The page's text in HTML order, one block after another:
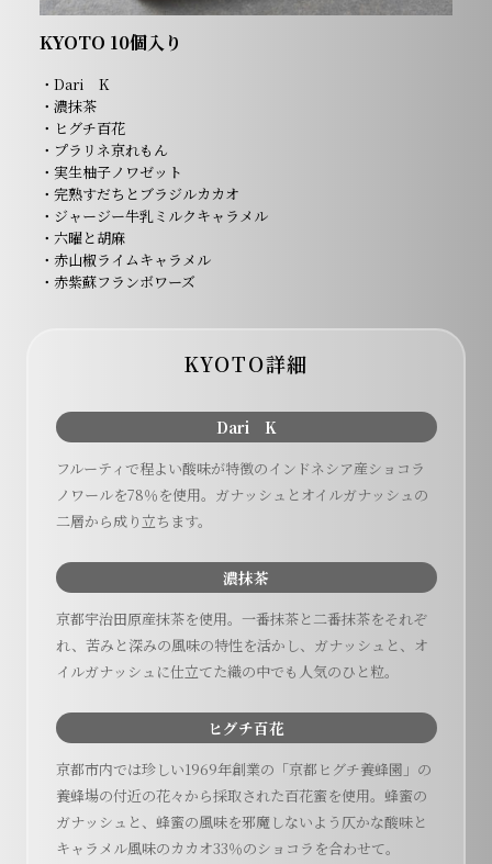
KYOTO 10個入り
・Dari K
・濃抹茶
・ヒグチ百花
・プラリネ京れもん
・実生柚子ノワゼット
・完熟すだちとブラジルカカオ
・ジャージー牛乳ミルクキャラメル
・六曜と胡麻
・赤山椒ライムキャラメル
・赤紫蘇フランボワーズ
KYOTO詳細
Dari K
フルーティで程よい酸味が特徴のインドネシア産ショコラ
ノワールを78％を使用。ガナッシュとオイルガナッシュの
二層から成り立ちます。
濃抹茶
京都宇治田原産抹茶を使用。一番抹茶と二番抹茶をそれぞ
れ、苦みと深みの風味の特性を活かし、ガナッシュと、オ
イルガナッシュに仕立てた織の中でも人気のひと粒。
ヒグチ百花
京都市内では珍しい1969年創業の「京都ヒグチ養蜂園」の
養蜂場の付近の花々から採取された百花蜜を使用。蜂蜜の
ガナッシュと、蜂蜜の風味を邪魔しないよう仄かな酸味と
キャラメル風味のカカオ33％のショコラを合わせて。